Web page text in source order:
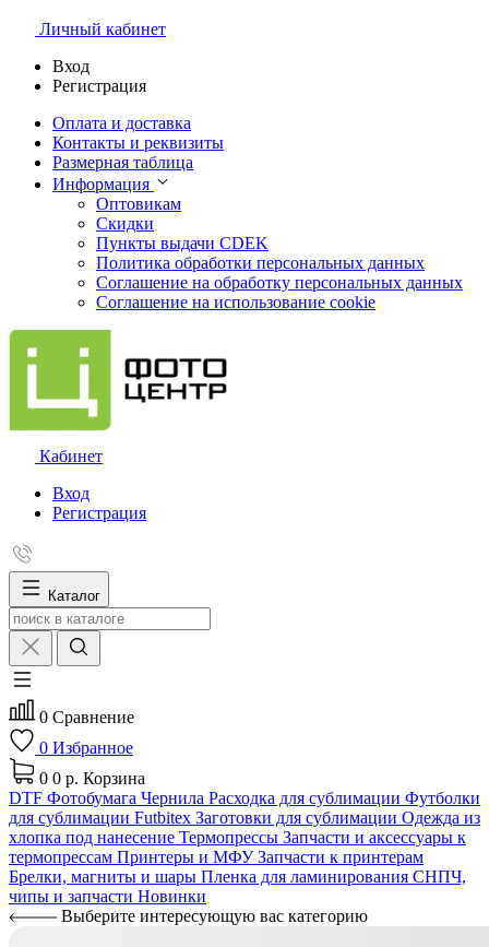
Личный кабинет
Вход
Регистрация
Оплата и доставка
Контакты и реквизиты
Размерная таблица
Информация
Оптовикам
Скидки
Пункты выдачи CDEK
Политика обработки персональных данных
Соглашение на обработку персональных данных
Соглашение на использование cookie
Кабинет
Вход
Регистрация
Каталог
0 Сравнение
0 Избранное
0 0 р. Корзина
DTF Фотобумага Чернила Расходка для сублимации Футболки
для сублимации Futbitex Заготовки для сублимации Одежда из
хлопка под нанесение Термопрессы Запчасти и аксессуары к
термопрессам Принтеры и МФУЗапчасти к принтерам
Брелки, магниты и шары Пленка для ламинирования СНПЧ,
чипы и запчасти Новинки
Выберите интересующую вас категорию